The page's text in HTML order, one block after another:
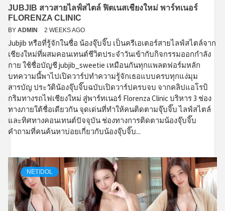
JUBJIB สาวสายไลฟ์สไตล์ ฟิตเนสเชียงใหม่ พาร์ทเนอร์
FLORENZA CLINIC
BY ADMIN 2 WEEKS AGO
Jubjib หรือที่รู้จักในชื่อ น้องจุ๊บจิ๊บ เป็นครีเอเตอร์สายไลฟ์สไตล์จาก
เชียงใหม่ที่ผสมคอนเทนต์ชีวิตประจำวันเข้ากับกิจกรรมออกกำลัง
กาย ใช้ชื่อบัญชี jubjib_sweetie เหมือนกันทุกแพลตฟอร์มหลัก
บทความนี้พาไปเปิดวาร์ปทำความรู้จักเธอแบบครบทุกแง่มุม
สารบัญ ประวัติน้องจุ๊บจิ๊บฉบับเปิดวาร์ปครบจบ จากคลิปแอโรบิ
กริมทางรถไฟเชียงใหม่ สู่พาร์ทเนอร์ Florenza Clinic บริหาร 3 ช่อง
ทางภายใต้ชื่อเดียวกัน จุดเด่นที่ทำให้คนติดตามจุ๊บจิ๊บ ไลฟ์สไตล์
และทิศทางคอนเทนต์ปัจจุบัน ช่องทางการติดตามน้องจุ๊บจิ๊บ
คำถามที่คนค้นหาบ่อยเกี่ยวกับน้องจุ๊บจิ๊บ...
NETIDOL